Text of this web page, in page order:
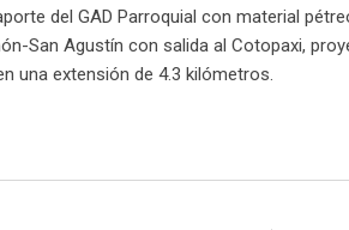
del GAD Parroquial con material
San Agustín con salida al Cotopaxi,
una extensión de 4.3 kilómetros.